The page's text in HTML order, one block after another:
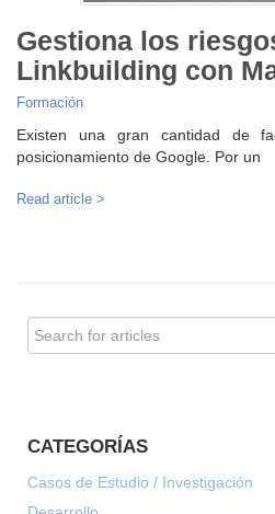
Gestiona los
Linkbuilding con
Formación
Existen una gran cantidad de
posicionamiento de Google. Por un
Read article >
CATEGORÍAS
Casos de Estudio / Investigación